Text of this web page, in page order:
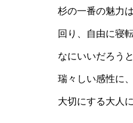
杉の一番の魅力
回り、自由に寝
なにいいだろう
瑞々しい感性に
大切にする大人